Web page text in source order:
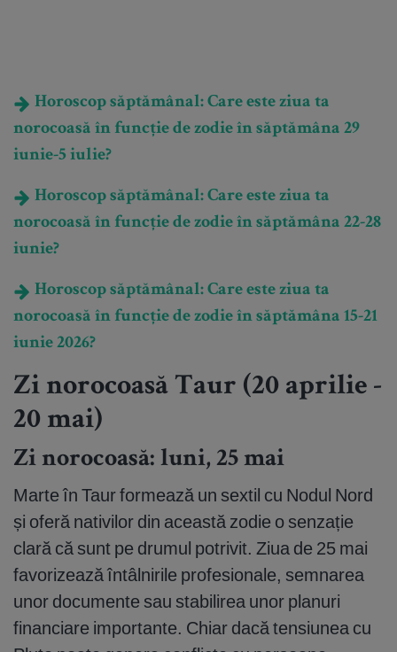
Horoscop săptămânal: Care este ziua ta
norocoasă în funcție de zodie în săptămâna 29
iunie-5 iulie?
Horoscop săptămânal: Care este ziua ta
norocoasă în funcție de zodie în săptămâna 22-28
iunie?
Horoscop săptămânal: Care este ziua ta
norocoasă în funcție de zodie în săptămâna 15-21
iunie 2026?
Zi norocoasă Taur (20 aprilie -
20 mai)
Zi norocoasă: luni, 25 mai
Marte în Taur formează un sextil cu Nodul Nord
și oferă nativilor din această zodie o senzație
clară că sunt pe drumul potrivit. Ziua de 25 mai
favorizează întâlnirile profesionale, semnarea
unor documente sau stabilirea unor planuri
financiare importante. Chiar dacă tensiunea cu